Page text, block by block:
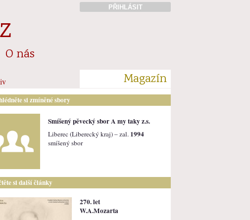
PŘIHLÁSIT
O nás
Magazín
si zmíněné sbory
Smíšený pěvecký sbor A my taky z.s.
Liberec (Liberecký kraj) – zal. 1994
smíšený sbor
si další články
270. let
W.A.Mozarta